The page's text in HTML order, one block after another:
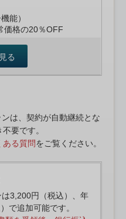
能）
価格の20％OFF
る
は、契約が自動継続とな
要です。
ある質問をご覧ください。
3,200円（税込）、年
で追加可能です。